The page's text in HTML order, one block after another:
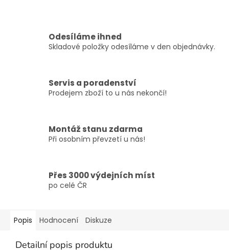
Odesíláme ihned
Skladové položky odesíláme v den objednávky.
Servis a poradenství
Prodejem zboží to u nás nekončí!
Montáž stanu zdarma
Při osobním převzetí u nás!
Přes 3000 výdejních míst
po celé ČR
Popis Hodnocení Diskuze
Detailní popis produktu